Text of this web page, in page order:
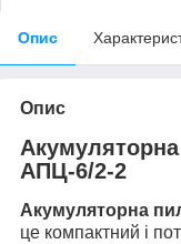
Опис
Опис
АПЦ-6/2-2
Акумуляторна
це компактний і